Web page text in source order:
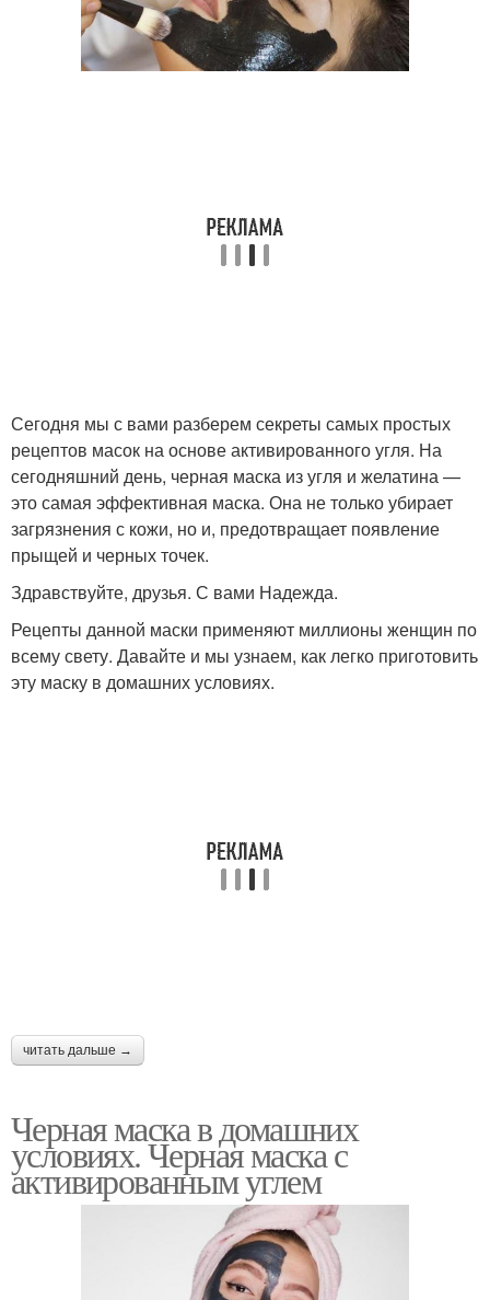
активированного угля
Условия из угля
Точки с
активированным углем
Условия без угля
Сегодня мы с вами разберем секреты самых простых
рецептов масок на основе активированного угля. На
сегодняшний день, черная маска из угля и желатина —
это самая эффективная маска. Она не только убирает
загрязнения с кожи, но и, предотвращает появление
прыщей и черных точек.
Здравствуйте, друзья. С вами Надежда.
Рецепты данной маски применяют миллионы женщин по
всему свету. Давайте и мы узнаем, как легко приготовить
эту маску в домашних условиях.
читать дальше →
Черная маска в домашних
условиях. Черная маска с
активированным углем